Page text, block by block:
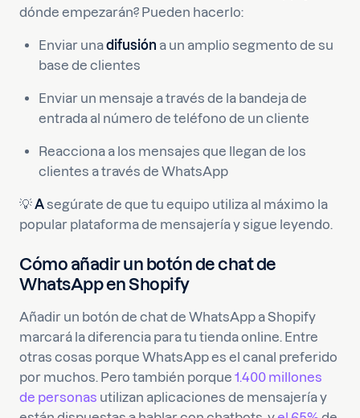
dónde empezarán? Pueden hacerlo:
Enviar unadifusión a un amplio segmento de su
base de clientes
Enviar un mensaje a través de la bandeja de
entrada al número de teléfono de un cliente
Reacciona a los mensajes que llegan de los
clientes a través de WhatsApp
💡Asegúrate de que tu equipo utiliza al máximo la
popular plataforma de mensajería y sigue leyendo.
Cómo añadir un botón de chat de
WhatsApp en Shopify
Añadir un botón de chat de WhatsApp a Shopify
marcará la diferencia para tu tienda online. Entre
otras cosas porque WhatsApp es el canal preferido
por muchos. Pero también porque 1.400 millones
de personas utilizan aplicaciones de mensajería y